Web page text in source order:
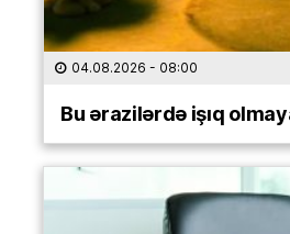
04.08.2026 - 08:00
Bu ərazilərdə işıq